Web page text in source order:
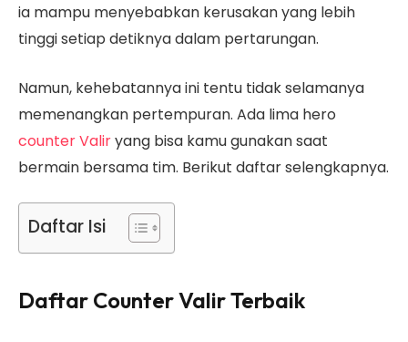
ia mampu menyebabkan kerusakan yang lebih
tinggi setiap detiknya dalam pertarungan.
Namun, kehebatannya ini tentu tidak selamanya
memenangkan pertempuran. Ada lima hero
counter Valiryang bisa kamu gunakan saat
bermain bersama tim. Berikut daftar selengkapnya.
Daftar Isi
Daftar Counter Valir Terbaik